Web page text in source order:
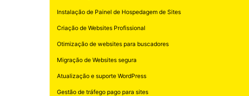
Instalação de Painel de Hospedagem de Sites
Criação de Websites Profissional
Otimização de websites para buscadores
Migração de Websites segura
Atualização e suporte WordPress
Gestão de tráfego pago para sites